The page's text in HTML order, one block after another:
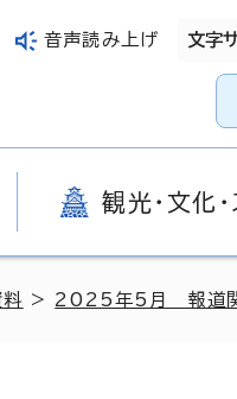
音声読み上げ 文字
観光・文化
> 2025年5月 報道